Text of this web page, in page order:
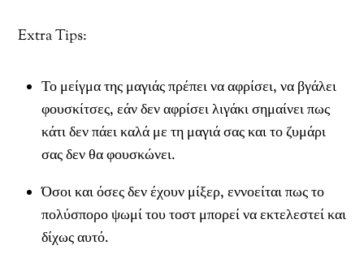
Extra Tips:
Το μείγμα της μαγιάς πρέπει να αφρίσει, να βγάλει
φουσκίτσες, εάν δεν αφρίσει λιγάκι σημαίνει πως
κάτι δεν πάει καλά με τη μαγιά σας και το ζυμάρι
σας δεν θα φουσκώνει.
Όσοι και όσες δεν έχουν μίξερ, εννοείται πως το
πολύσπορο ψωμί του τοστ μπορεί να εκτελεστεί και
δίχως αυτό.